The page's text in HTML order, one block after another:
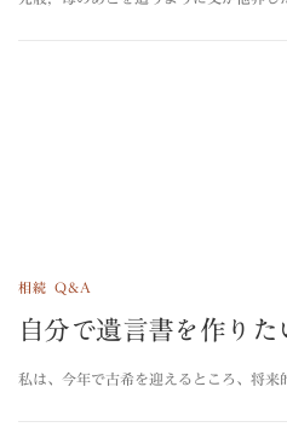
相続 Q&A
自分で遺言書を作りた
私は、今年で古希を迎えるところ、将